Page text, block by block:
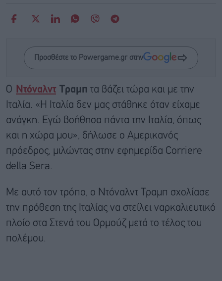
Προσθέστε το Powergame.gr στην
Ο Ντόναλντ Τραμπ τα βάζει τώρα και με την
Ιταλία. «Η Ιταλία δεν μας στάθηκε όταν είχαμε
ανάγκη. Εγώ βοήθησα πάντα την Ιταλία, όπως
και η χώρα μου», δήλωσε ο Αμερικανός
πρόεδρος, μιλώντας στην εφημερίδα Corriere
della Sera.
Με αυτό τον τρόπο, ο Ντόναλντ Τραμπ σχολίασε
την πρόθεση της Ιταλίας να στείλει ναρκαλιευτικό
πλοίο στα Στενά του Ορμούζ μετά το τέλος του
πολέμου.